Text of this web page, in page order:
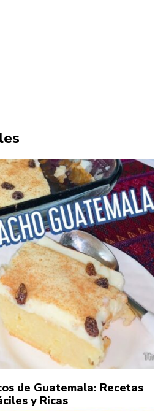
de Guatemala: Recetas
y Ricas